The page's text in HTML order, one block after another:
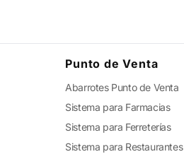
Punto de Venta
Abarrotes Punto de Venta
Sistema para Farmacias
Sistema para Ferreterías
Sistema para Restaurantes